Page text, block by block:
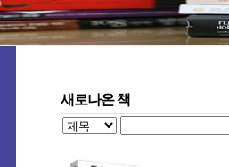
새로나온 책